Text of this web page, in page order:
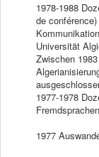
1978-1988
de
Universität
Zwischen
1977-1978
1977